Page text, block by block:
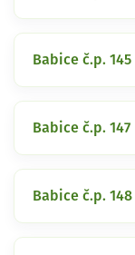
Babice č.p. 145
Babice č.p. 147
Babice č.p. 148